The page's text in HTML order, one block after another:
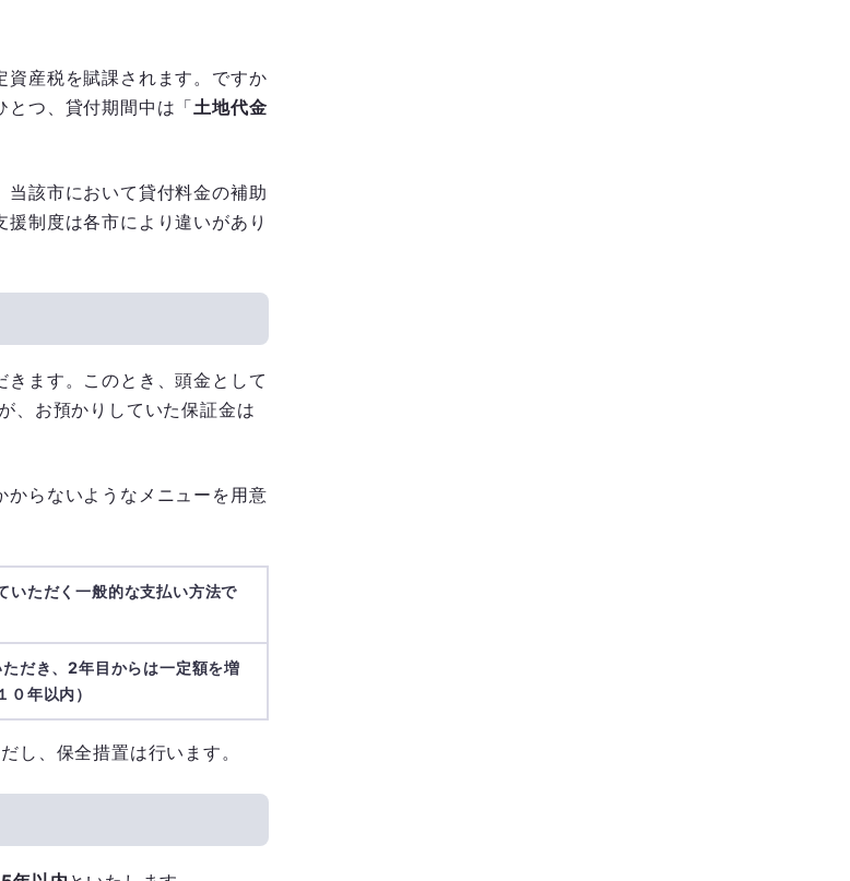
産税を賦課されます。ですか
とつ、貸付期間中は「土地代金
該市において貸付料金の補助
制度は各市により違いがあり
ます。このとき、頭金として
、お預かりしていた保証金は
らないようなメニューを用意
いただく一般的な支払い方法で
だき、2年目からは一定額を増
年以内）
し、保全措置は行います。